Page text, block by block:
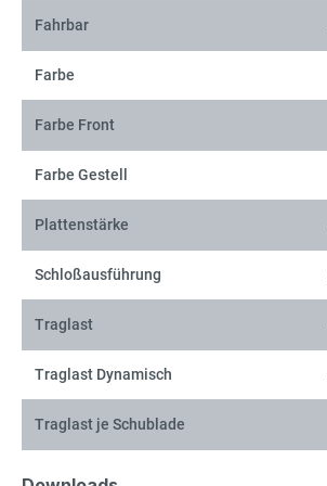
Fahrbar
Farbe
Farbe Front
Farbe Gestell
Plattenstärke
Schloßausführung
Traglast
Traglast Dynamisch
Traglast je Schublade